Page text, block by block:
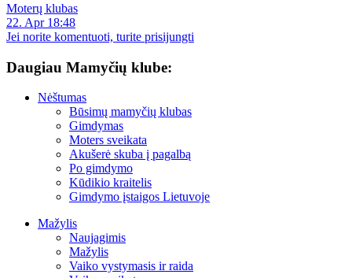
Moterų klubas
22. Apr 18:48
Jei norite komentuoti, turite prisijungti
Daugiau Mamyčių klube:
Nėštumas
Būsimų mamyčių klubas
Gimdymas
Moters sveikata
Akušerė skuba į pagalbą
Po gimdymo
Kūdikio kraitelis
Gimdymo įstaigos Lietuvoje
Mažylis
Naujagimis
Mažylis
Vaiko vystymasis ir raida